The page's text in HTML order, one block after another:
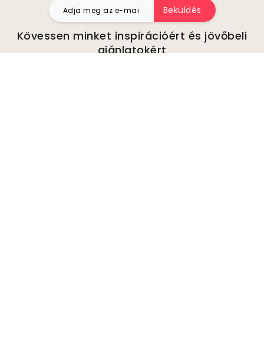
Beküldés
Kövessen minket inspirációért és jövőbeli
ajánlatokért